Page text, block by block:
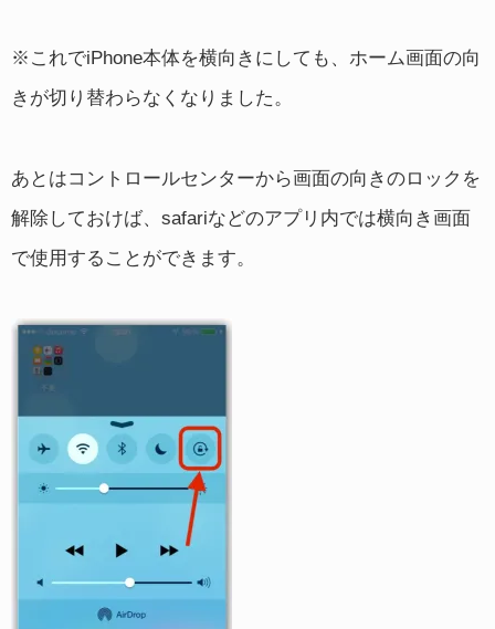
※これでiPhone本体を横向きにしても、ホーム画面の向
きが切り替わらなくなりました。
あとはコントロールセンターから画面の向きのロックを
解除しておけば、safariなどのアプリ内では横向き画面
で使用することができます。